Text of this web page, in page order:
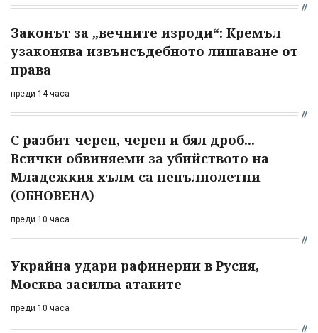
Законът за „вечните изроди“: Кремъл
узаконява извънсъдебното лишаване от
права
преди 14 часа
С разбит череп, черен и бял дроб...
Всички обвиняеми за убийството на
Младежкия хълм са непълнолетни
(ОБНОВЕНА)
преди 10 часа
Украйна удари рафинерии в Русия,
Москва засилва атаките
преди 10 часа